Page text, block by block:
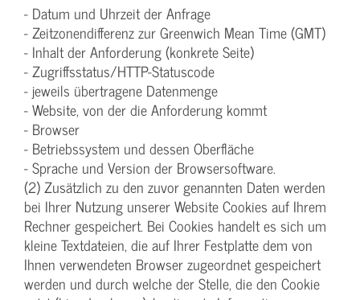
- Datum und Uhrzeit der Anfrage
- Zeitzonendifferenz zur Greenwich Mean Time (GMT)
- Inhalt der Anforderung (konkrete Seite)
- Zugriffsstatus/HTTP-Statuscode
- jeweils übertragene Datenmenge
- Website, von der die Anforderung kommt
- Browser
- Betriebssystem und dessen Oberfläche
- Sprache und Version der Browsersoftware.
(2) Zusätzlich zu den zuvor genannten Daten werden
bei Ihrer Nutzung unserer Website Cookies auf Ihrem
Rechner gespeichert. Bei Cookies handelt es sich um
kleine Textdateien, die auf Ihrer Festplatte dem von
Ihnen verwendeten Browser zugeordnet gespeichert
werden und durch welche der Stelle, die den Cookie